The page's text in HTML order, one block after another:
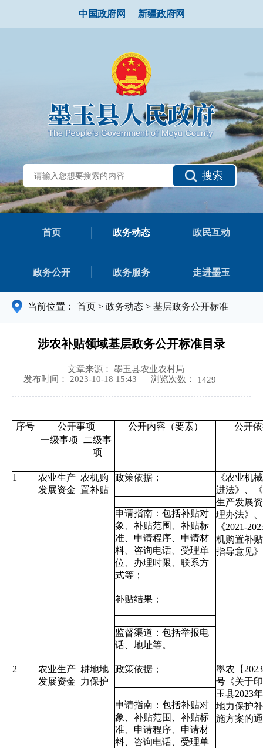
中国政府网 | 新疆政府网
搜索
首页 政务动态 政民互动
政务公开 政务服务 走进墨玉
当前位置： 首页 > 政务动态 > 基层政务公开标准
涉农补贴领域基层政务公开标准目录
文章来源： 墨玉县农业农村局
发布时间： 2023-10-18 15:43
浏览次数： 1429
序号 公开事项 公开内容（要素）
公开
一级事项
二级事
项
1
农业生产
发展资金
农机购
置补贴
政策依据；
《农业机
进法》、
生产发展
理办法》、
《2021-
机购置补
指导意见》
申请指南：包括补贴对
象、补贴范围、补贴标
准、申请程序、申请材
料、咨询电话、受理单
位、办理时限、联系方
式等；
补贴结果；
监督渠道：包括举报电
话、地址等。
2
农业生产
发展资金
耕地地
力保护
政策依据；
墨农【
号《关于
玉县2023
地力保护
施方案的
申请指南：包括补贴对
象、补贴范围、补贴标
准、申请程序、申请材
料、咨询电话、受理单